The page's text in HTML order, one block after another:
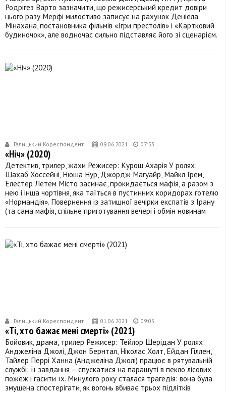
Родрігез Варто зазначити, що режисерський кредит довіри
цього разу Мерфі милостиво записує на рахунок Деніела
Мінахана, постановника фільмів «Ігри престолів» і «Картковий
будиночок», але водночас сильно підставляє його зі сценарієм.
Галицький Кореспондент | 09.06.2021 07:53
«Ніч» (2020)
Детектив, трилер, жахи Режисер: Курош Ахарія У ролях:
Шахаб Хоссейні, Нюша Нур, Джордж Магуайр, Майкл Грем,
Елестер Летем Місто засинає, прокидається мафія, а разом з
нею і інша чортівня, яка таїться в пустинних коридорах готелю
«Нормандія». Повернення із затишної вечірки експатів з Ірану
(та сама мафія, спільне приготування вечері і обмін новинам
Галицький Кореспондент | 01.06.2021 09:05
«Ті, хто бажає мені смерті» (2021)
Бойовик, драма, трилер Режисер: Тейлор Шерідан У ролях:
Анджеліна Джолі, Джон Бернтал, Ніколас Холт, Ейдан Гіллен,
Тайлер Перрі Ханна (Анджеліна Джолі) працює в рятувальній
службі: її завдання – спускатися на парашуті в пекло лісових
пожеж і гасити їх. Минулого року сталася трагедія: вона була
змушена спостерігати, як вогонь вбиває трьох підлітків